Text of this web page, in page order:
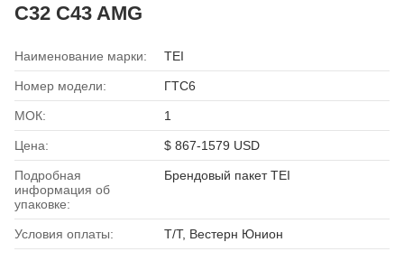
C32 C43 AMG
Наименование марки: TEI
Номер модели: ГТС6
МОК: 1
Цена: $ 867-1579 USD
Подробная
информация об
упаковке:
Брендовый пакет TEI
Условия оплаты: Т/Т, Вестерн Юнион